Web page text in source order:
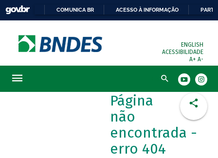
COMUNICA BR ACESSO À INFORMAÇÃO
ENGLISH
ACESSIBILIDADE
A+ A-
Busca
Página
não
encontrada -
erro 404